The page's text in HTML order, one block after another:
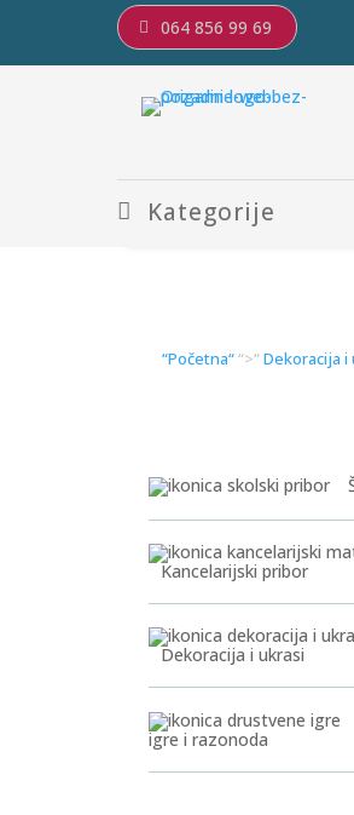
064 856 99 69
Kategorije
“Početna““>“Dekoracija i
Kancelarijski pribor
Dekoracija i ukrasi
igre i razonoda